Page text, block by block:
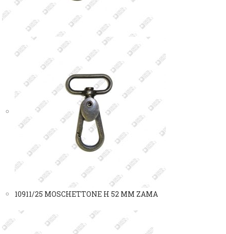
10911/25 MOSCHETTONE H 52 MM ZAMA